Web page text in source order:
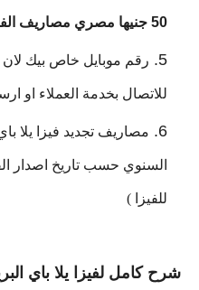
50 جنيها مصري مصاريف الفيزا و ايداع 50 جنيها
للاتصال بخدمة العملاء او
السنوي حسب تاريخ اصدار
للفيزا )
شرح كامل لفيزا يلا باي